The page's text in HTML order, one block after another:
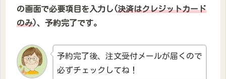
の画面で必要項目を入力し(決済はクレジットカード
のみ)、予約完了です。
予約完了後、注文受付メールが届くので
必ずチェックしてね！